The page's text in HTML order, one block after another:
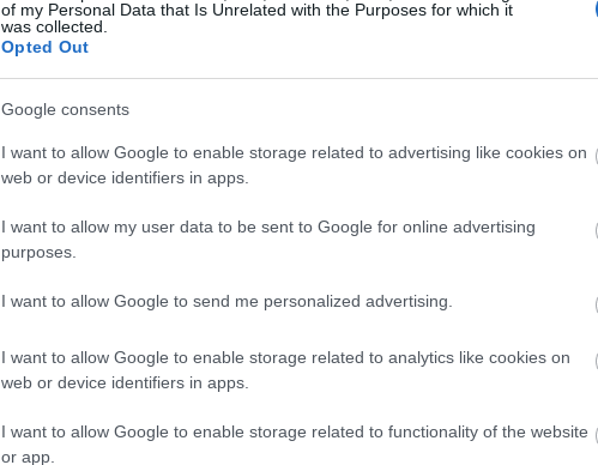
of my Personal Data that Is Unrelated with the Purposes for which it
was collected.
Opted Out
Google consents
I want to allow Google to enable storage related to advertising like cookies on
web or device identifiers in apps.
I want to allow my user data to be sent to Google for online advertising
purposes.
I want to allow Google to send me personalized advertising.
I want to allow Google to enable storage related to analytics like cookies on
web or device identifiers in apps.
I want to allow Google to enable storage related to functionality of the website
or app.